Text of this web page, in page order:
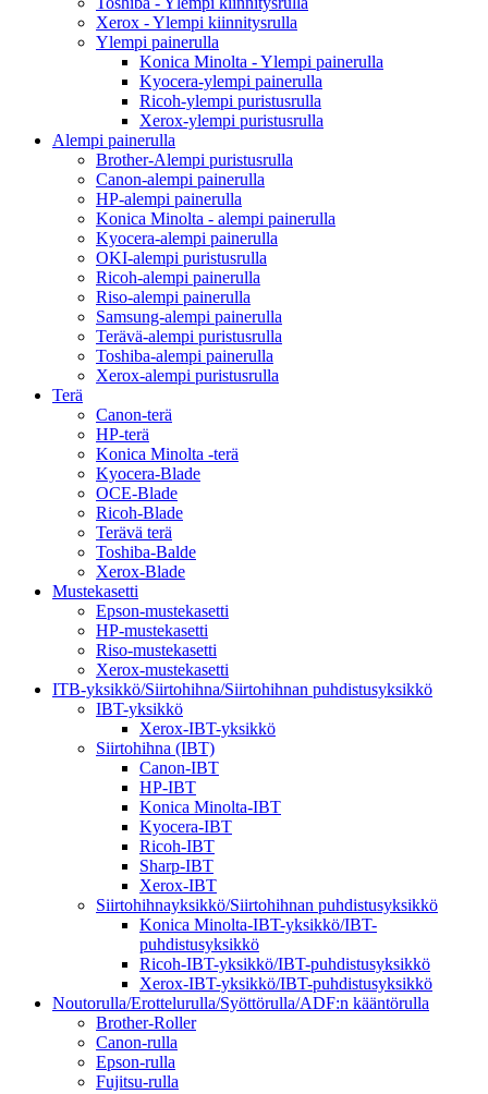
Xerox - Ylempi kiinnitysrulla
Ylempi painerulla
Konica Minolta - Ylempi painerulla
Kyocera-ylempi painerulla
Ricoh-ylempi puristusrulla
Xerox-ylempi puristusrulla
Alempi painerulla
Brother-Alempi puristusrulla
Canon-alempi painerulla
HP-alempi painerulla
Konica Minolta - alempi painerulla
Kyocera-alempi painerulla
OKI-alempi puristusrulla
Ricoh-alempi painerulla
Riso-alempi painerulla
Samsung-alempi painerulla
Terävä-alempi puristusrulla
Toshiba-alempi painerulla
Xerox-alempi puristusrulla
Terä
Canon-terä
HP-terä
Konica Minolta -terä
Kyocera-Blade
OCE-Blade
Ricoh-Blade
Terävä terä
Toshiba-Balde
Xerox-Blade
Mustekasetti
Epson-mustekasetti
HP-mustekasetti
Riso-mustekasetti
Xerox-mustekasetti
ITB-yksikkö/Siirtohihna/Siirtohihnan puhdistusyksikkö
IBT-yksikkö
Xerox-IBT-yksikkö
Siirtohihna (IBT)
Canon-IBT
HP-IBT
Konica Minolta-IBT
Kyocera-IBT
Ricoh-IBT
Sharp-IBT
Xerox-IBT
Siirtohihnayksikkö/Siirtohihnan puhdistusyksikkö
Konica Minolta-IBT-yksikkö/IBT-
puhdistusyksikkö
Ricoh-IBT-yksikkö/IBT-puhdistusyksikkö
Xerox-IBT-yksikkö/IBT-puhdistusyksikkö
Noutorulla/Erottelurulla/Syöttörulla/ADF:n kääntörulla
Brother-Roller
Canon-rulla
Epson-rulla
Fujitsu-rulla